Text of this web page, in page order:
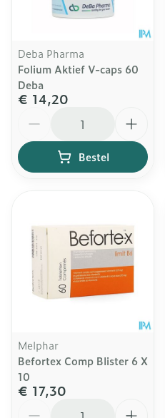
Deba Pharma
Folium Aktief V-caps 60
Deba
€ 14,20
Bestel
Melphar
Befortex Comp Blister 6 X
10
€ 17,30